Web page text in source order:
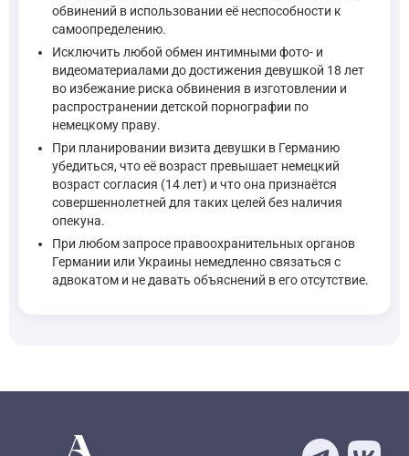
обвинений в использовании её неспособности к
самоопределению.
Исключить любой обмен интимными фото- и
видеоматериалами до достижения девушкой 18 лет
во избежание риска обвинения в изготовлении и
распространении детской порнографии по
немецкому праву.
При планировании визита девушки в Германию
убедиться, что её возраст превышает немецкий
возраст согласия (14 лет) и что она признаётся
совершеннолетней для таких целей без наличия
опекуна.
При любом запросе правоохранительных органов
Германии или Украины немедленно связаться с
адвокатом и не давать объяснений в его отсутствие.